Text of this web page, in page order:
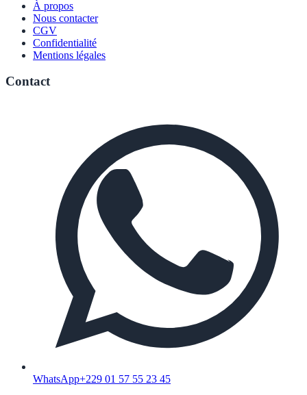
À propos
Nous contacter
CGV
Confidentialité
Mentions légales
Contact
WhatsApp+229 01 57 55 23 45